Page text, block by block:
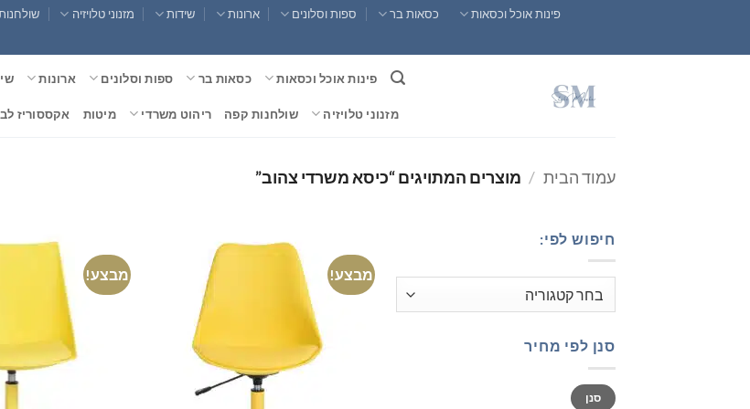
content
פינות אוכל וכסאות כסאות בר ספות וסלונים ארונות שידות מזנוני טלויזיה
פינות אוכל וכסאות כסאות בר ספות וסלונים ארונות
מזנוני טלויזיה שולחנות קפה ריהוט משרדי מיטות אקססוריז
עמוד הבית / מוצרים המתויגים “כיסא משרדי צהוב”
חיפוש לפי:
סנן לפי מחיר
מחיר
מינימלי
מחיר
מקסימלי
סנן
מבצע! מבצע!